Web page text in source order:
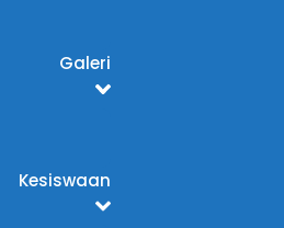
Galeri
Kesiswaan